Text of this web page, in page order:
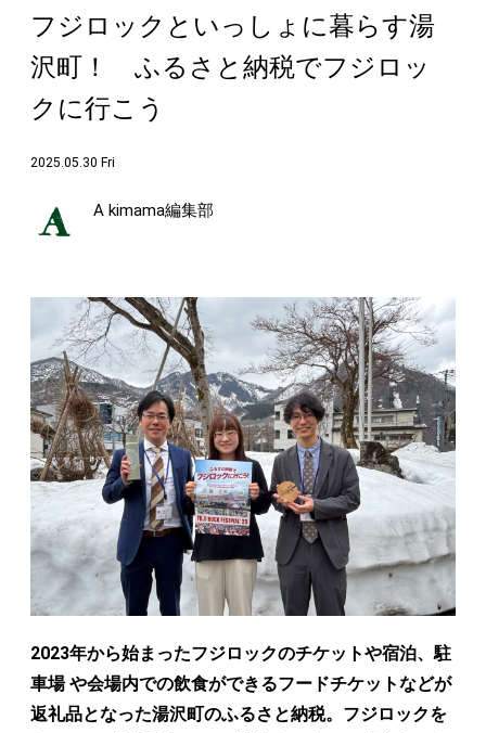
フジロックといっしょに暮らす湯
沢町！ ふるさと納税でフジロッ
クに行こう
2025.05.30 Fri
A kimama編集部
2023年から始まったフジロックのチケットや宿泊、駐
車場 や会場内での飲食ができるフードチケットなどが
返礼品となった湯沢町のふるさと納税。フジロックを